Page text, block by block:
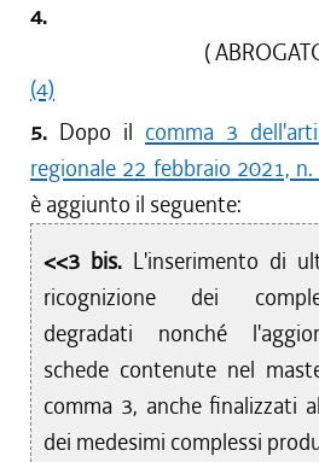
4.
(
(4)
5. Dopo il comma 3
regionale 22 febbraio 2021, n.
è aggiunto il seguente:
<<3 bis. L'inserimento di
ricognizione dei
degradati nonché
schede contenute nel
comma 3, anche finalizzati
dei medesimi complessi